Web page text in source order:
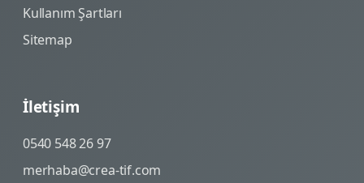
Kullanım Şartları
Sitemap
İletişim
0540 548 26 97
merhaba@crea-tif.com